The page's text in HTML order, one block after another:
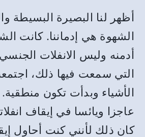
أظهر لنا البصيرة البسيطة
الشهوة هي إدماننا.كانت
أدمنه وليس الانفلات الجنسي
التي سمعت فيها ذلك،
الأشياء وبدأت تكون منطقية.
عاجزا ويائسا في إيقاف
كان ذلك لأنني كنت أحاول